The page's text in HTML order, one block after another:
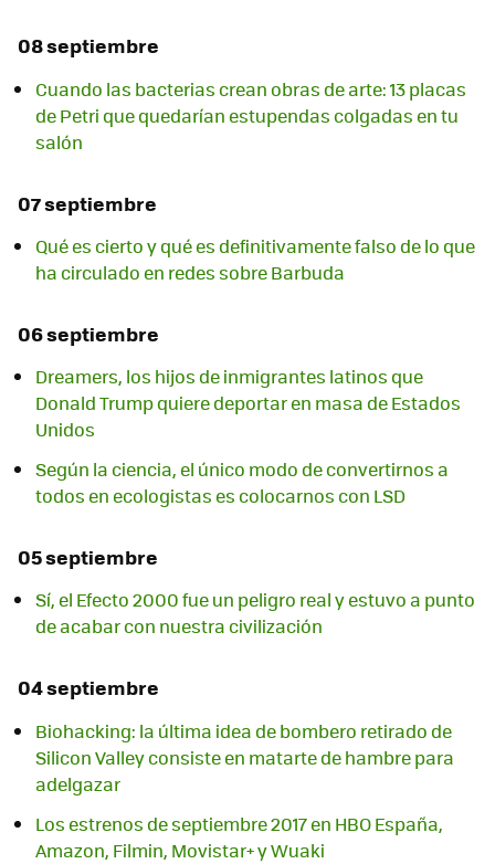
08 septiembre
Cuando las bacterias crean obras de arte: 13 placas
de Petri que quedarían estupendas colgadas en tu
salón
07 septiembre
Qué es cierto y qué es definitivamente falso de lo que
ha circulado en redes sobre Barbuda
06 septiembre
Dreamers, los hijos de inmigrantes latinos que
Donald Trump quiere deportar en masa de Estados
Unidos
Según la ciencia, el único modo de convertirnos a
todos en ecologistas es colocarnos con LSD
05 septiembre
Sí, el Efecto 2000 fue un peligro real y estuvo a punto
de acabar con nuestra civilización
04 septiembre
Biohacking: la última idea de bombero retirado de
Silicon Valley consiste en matarte de hambre para
adelgazar
Los estrenos de septiembre 2017 en HBO España,
Amazon, Filmin, Movistar+ y Wuaki